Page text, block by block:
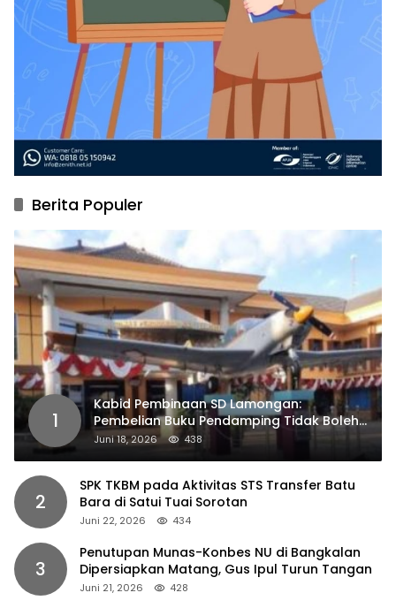
Berita Populer
1
Kabid Pembinaan SD Lamongan:
Pembelian Buku Pendamping Tidak Boleh
Dipaksakan
Juni 18, 2026 438
2
SPK TKBM pada Aktivitas STS Transfer Batu
Bara di Satui Tuai Sorotan
Juni 22, 2026 434
3
Penutupan Munas-Konbes NU di Bangkalan
Dipersiapkan Matang, Gus Ipul Turun Tangan
Juni 21, 2026 428